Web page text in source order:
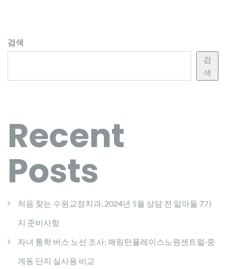
검색
검
색
Recent
Posts
처음 찾는 수원교정치과, 2024년 5월 상담 전 알아둘 7가
지 준비사항
자녀 통학 버스 노선 조사: 해링턴플레이스노원센트럴·중
계동 단지 실사용 비교